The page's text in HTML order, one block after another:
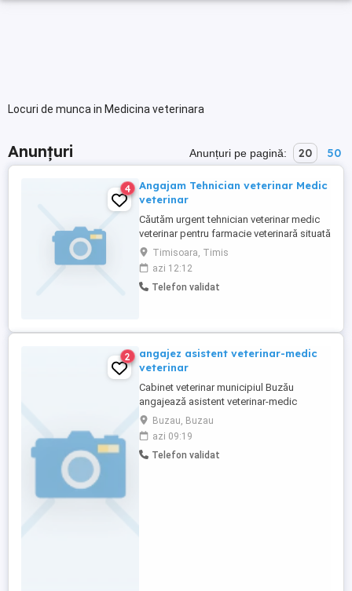
Locuri de munca in Medicina veterinara
Anunțuri Anunțuri pe pagină: 20 50
4
Angajam Tehnician veterinar Medic
veterinar
Căutăm urgent tehnician veterinar medic
veterinar pentru farmacie veterinară situată
în zona rurală din nord-vestul județului
Timiș. Constituie avantaj: - permis de
conducere categoria B; - experiență în
domeniu. CV-urile se transmit pe
Timisoara, Timis
azi 12:12
Telefon validat
2
angajez asistent veterinar-medic
veterinar
Cabinet veterinar municipiul Buzău
angajează asistent veterinar-medic
Buzau, Buzau
azi 09:19
Telefon validat